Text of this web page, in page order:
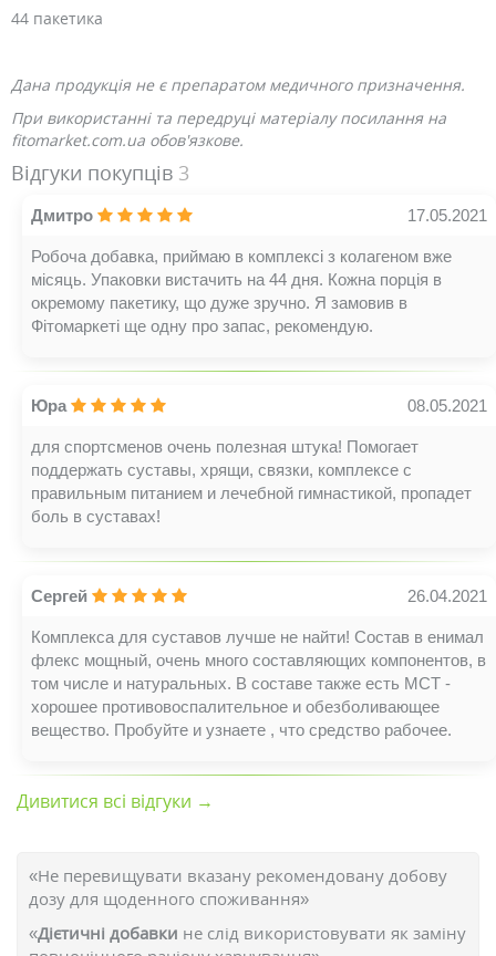
44 пакетика
Дана продукція не є препаратом медичного призначення.
При використанні та передруці матеріалу посилання на
fitomarket.com.ua обов'язкове.
Відгуки покупців 3
Дмитро 17.05.2021
Робоча добавка, приймаю в комплексі з колагеном вже
місяць. Упаковки вистачить на 44 дня. Кожна порція в
окремому пакетику, що дуже зручно. Я замовив в
Фітомаркеті ще одну про запас, рекомендую.
Юра 08.05.2021
для спортсменов очень полезная штука! Помогает
поддержать суставы, хрящи, связки, комплексе с
правильным питанием и лечебной гимнастикой, пропадет
боль в суставах!
Сергей 26.04.2021
Комплекса для суставов лучше не найти! Состав в енимал
флекс мощный, очень много составляющих компонентов, в
том числе и натуральных. В составе также есть МСТ -
хорошее противовоспалительное и обезболивающее
вещество. Пробуйте и узнаете , что средство рабочее.
Дивитися всі відгуки →
«Не перевищувати вказану рекомендовану добову
дозу для щоденного споживання»
«Дієтичні добавки не слід використовувати як заміну